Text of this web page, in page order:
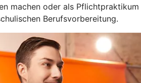
machen oder als Pflichtpraktikum
Berufsvorbereitung.